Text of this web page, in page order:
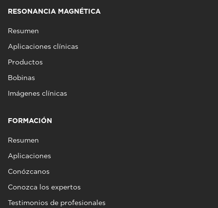
RESONANCIA MAGNÉTICA
Resumen
Aplicaciones clínicas
Productos
Bobinas
Imágenes clínicas
FORMACIÓN
Resumen
Aplicaciones
Conózcanos
Conozca los expertos
Testimonios de profesionales